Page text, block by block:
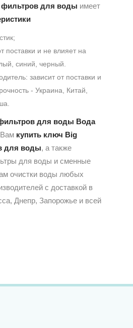
для воды имеет
поставки и не влияет на
синий, черный.
зависит от поставки и
- Украина, Китай,
для воды Вода
Вам купить ключ Big
для воды, а также
для воды и сменные
очистки воды любых
с доставкой в
Днепр, Запорожье и всей